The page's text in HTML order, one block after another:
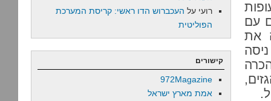
עם
את
רועי על העכברוש הדו ראשי: קריסת המערכת
הפוליטית
קישורים
972Magazine
אמת מארץ ישראל